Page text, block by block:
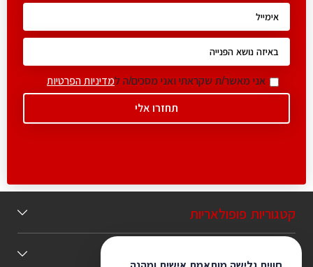
אני מאשר/ת שקראתי ואני מסכים/ה למדיניות הפרטיות
קטגוריות פופולאריות